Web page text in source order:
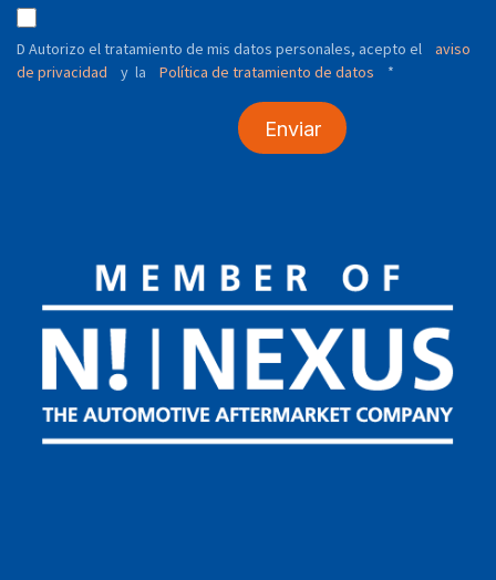
D Autorizo ​​el tratamiento de mis datos personales, acepto el
aviso
de privacidad
y la Política de tratamiento de datos *
Enviar